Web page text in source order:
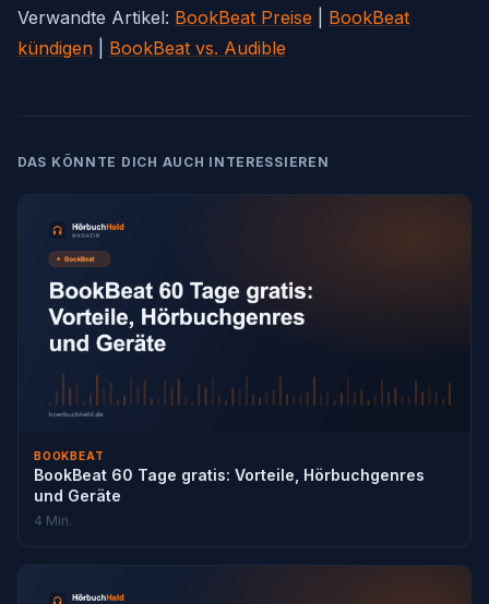
Verwandte Artikel: BookBeat Preise
BookBeat
kündigen
BookBeat vs. Audible
DAS KÖNNTE DICH AUCH INTERESSIEREN
BOOKBEAT
BookBeat 60 Tage gratis: Vorteile, Hörbuchgenres
und Geräte
4 Min.